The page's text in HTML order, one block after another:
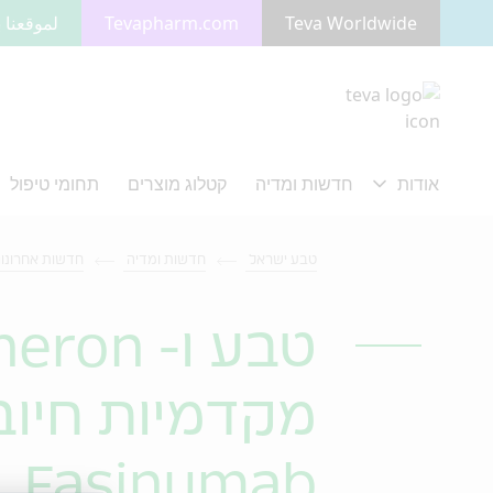
מעבר לתוכן המרכזי
Teva Worldwide
Tevapharm.com لموقعنا